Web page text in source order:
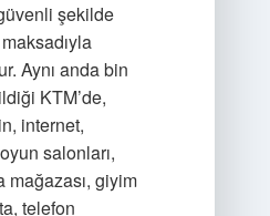
şekilde
maksadıyla
Aynı anda bin
KTM’de,
internet,
salonları,
mağazası, giyim
telefon